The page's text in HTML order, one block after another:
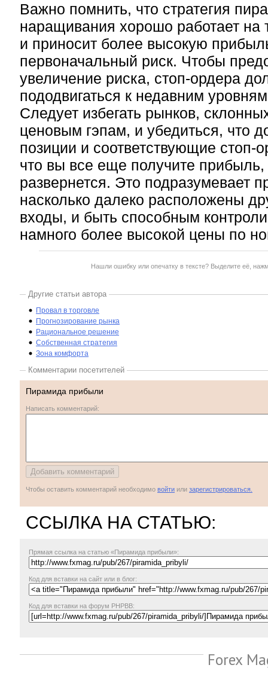
Важно помнить, что стратегия
наращивания хорошо работает на
и приносит более высокую
первоначальный риск. Чтобы
увеличение риска, стоп-ордера
пододвигаться к недавним
Следует избегать рынков,
ценовым гэпам, и убедиться, что
позиции и соответствующие стоп-
что вы все еще получите
развернется. Это подразумевает
насколько далеко расположены
входы, и быть способным
намного более высокой цены по
Нашли ошибку или опечатку в тексте? Выделите её,
Другие статьи автора
Провал в торговле
Прогнозирование рынка
Рациональное решение
Собственная стратегия
Зона комфорта
Комментарии посетителей
Пирамида прибыли
Написать комментарий:
Чтобы оставить комментарий необходимо войти или зарегистрироваться.
ССЫЛКА НА СТАТЬЮ:
Прямая ссылка на статью «Пирамида прибыли»:
Код для вставки на сайт или в блог:
Код для вставки на форум PHPBB:
Forex